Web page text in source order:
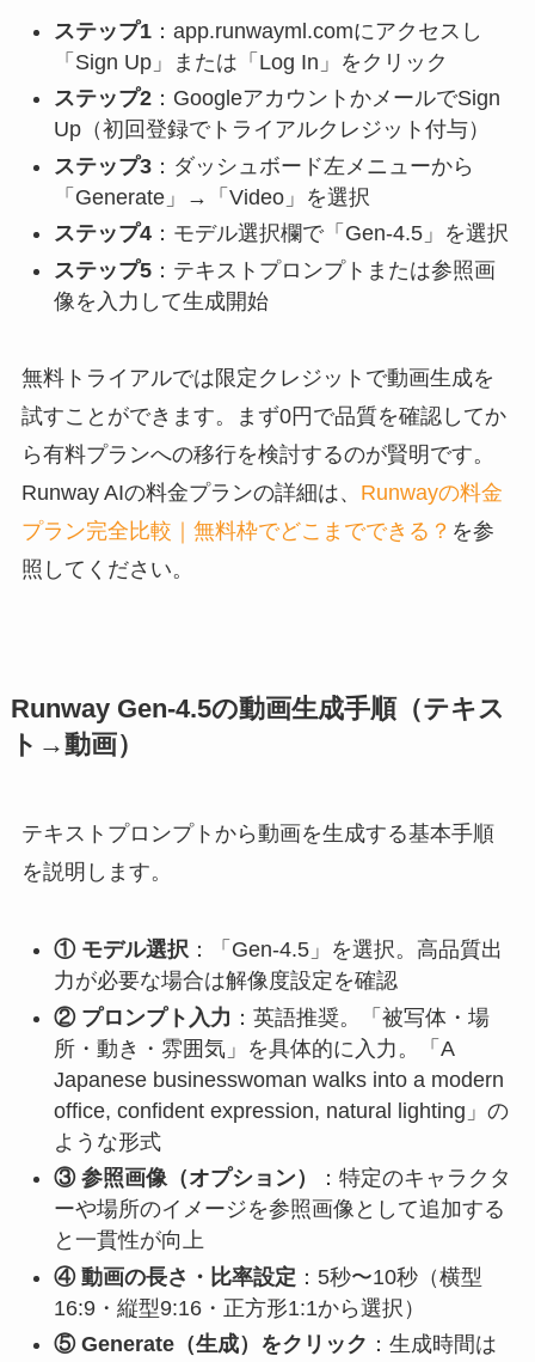
ステップ1：app.runwayml.comにアクセスし
「Sign Up」または「Log In」をクリック
ステップ2：GoogleアカウントかメールでSign
Up（初回登録でトライアルクレジット付与）
ステップ3：ダッシュボード左メニューから
「Generate」→「Video」を選択
ステップ4：モデル選択欄で「Gen-4.5」を選択
ステップ5：テキストプロンプトまたは参照画
像を入力して生成開始
無料トライアルでは限定クレジットで動画生成を
試すことができます。まず0円で品質を確認してか
ら有料プランへの移行を検討するのが賢明です。
Runway AIの料金プランの詳細は、 Runwayの料金
プラン完全比較｜無料枠でどこまでできる？ を参
照してください。
Runway Gen-4.5の動画生成手順（テキス
ト→動画）
テキストプロンプトから動画を生成する基本手順
を説明します。
① モデル選択：「Gen-4.5」を選択。高品質出
力が必要な場合は解像度設定を確認
② プロンプト入力 ：英語推奨。「被写体・場
所・動き・雰囲気」を具体的に入力。「A
Japanese businesswoman walks into a modern
office, confident expression, natural lighting」の
ような形式
③ 参照画像（オプション）
：特定のキャラクタ
ーや場所のイメージを参照画像として追加する
と一貫性が向上
④ 動画の長さ・比率設定 ：5秒〜10秒（横型
16:9・縦型9:16・正方形1:1から選択）
⑤ Generate（生成）をクリック ：生成時間は